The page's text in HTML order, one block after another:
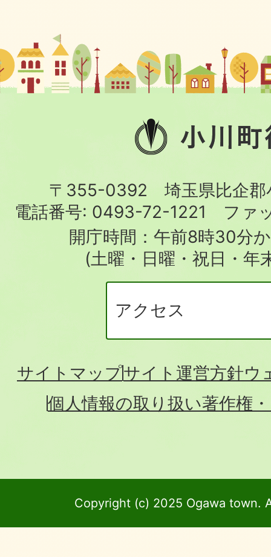
小
川
役
場
〒355-0392 埼玉県比企郡
電話番号: 0493-72-1221
ファ
開庁時間：午前8時30分
(土曜・日曜・祝日・年
アクセス
サイトマップサイト運営方針ウ
個人情報の取り扱い著作権
Copyright (c) 2025 Ogawa town.